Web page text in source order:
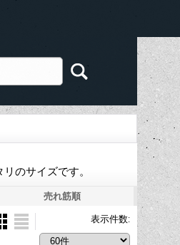
のサイズです。
売れ筋順
表示件数: